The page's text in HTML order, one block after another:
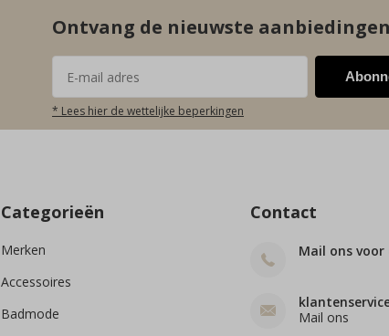
Ontvang de nieuwste
* Lees hier de wettelijke beperkingen
Categorieën
Merken
Accessoires
Badmode
Contact
Mail ons
Mail ons